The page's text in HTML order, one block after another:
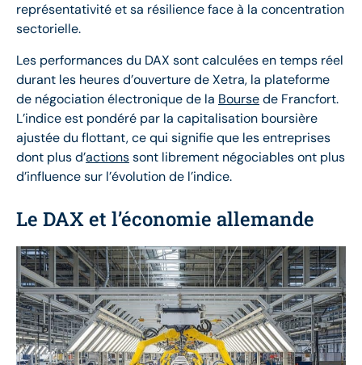
représentativité et sa résilience face à la concentration
sectorielle.
Les performances du DAX sont calculées en temps réel
durant les heures d’ouverture de Xetra, la plateforme
de négociation électronique de la Boursede Francfort.
L’indice est pondéré par la capitalisation boursière
ajustée du flottant, ce qui signifie que les entreprises
dont plus d’actionssont librement négociables ont plus
d’influence sur l’évolution de l’indice.
Le DAX et l’économie allemande